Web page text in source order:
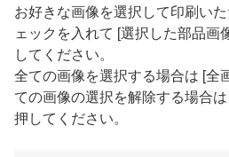
お好きな画像を選択して印刷い
ェックを入れて [選択した部品画
してください。
全ての画像を選択する場合は [全
ての画像の選択を解除する場合
押してください。